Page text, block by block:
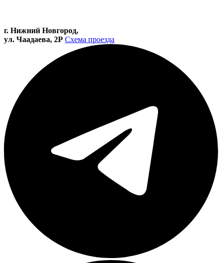
г. Нижний Новгород,
ул. Чаадаева, 2Р Схема проезда